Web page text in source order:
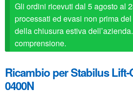
FAQ
Gli ordini ricevuti dal 5 agosto al
processati ed evasi non prima
della chiusura estiva
comprensione.
Ricambio per Stabilus Lift-
0400N